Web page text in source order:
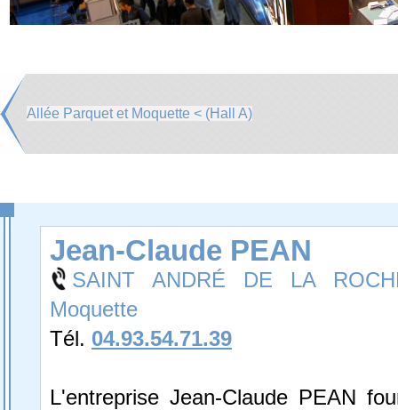
Allée Parquet et Moquette < (Hall A)
Jean-Claude PEAN
SAINT ANDRÉ DE LA
Moquette
Tél. 04.93.54.71.39
L'entreprise Jean-Claude PEAN